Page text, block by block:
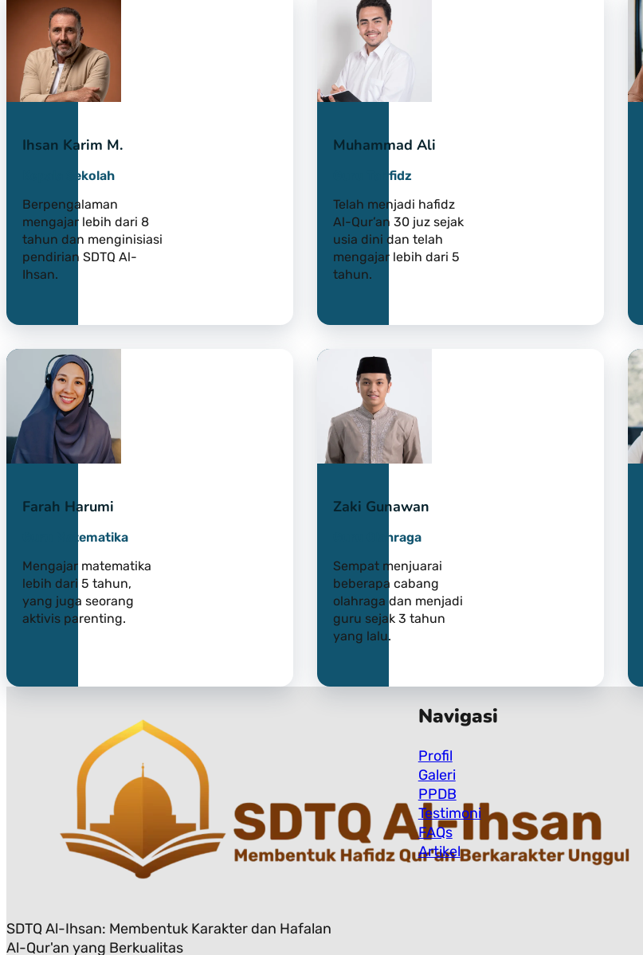
Ihsan Karim M.
Kepala Sekolah
Berpengalaman
mengajar lebih dari 8
tahun dan menginisiasi
pendirian SDTQ Al-
Ihsan.
Muhammad Ali
Guru Tahfidz
Telah menjadi hafidz
Al-Qur’an 30 juz sejak
usia dini dan telah
mengajar lebih dari 5
tahun.
Farah Harumi
Guru Matematika
Mengajar matematika
lebih dari 5 tahun,
yang juga seorang
aktivis parenting.
Zaki Gunawan
Guru Olahraga
Sempat menjuarai
beberapa cabang
olahraga dan menjadi
guru sejak 3 tahun
yang lalu.
SDTQ Al-Ihsan: Membentuk Karakter dan Hafalan
Al-Qur'an yang Berkualitas
Navigasi
Profil
Galeri
PPDB
Testimoni
FAQs
Artikel